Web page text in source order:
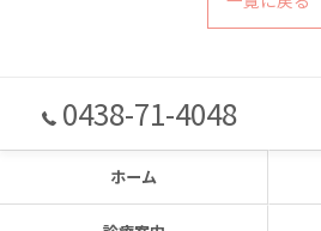
0438-71-4048
ホーム